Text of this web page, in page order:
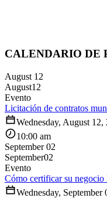
CALENDARIO DE
August 12
August12
Evento
Licitación de contratos
Wednesday, August 12,
10:00 am
September 02
September02
Evento
Cómo certificar su
Wednesday, September